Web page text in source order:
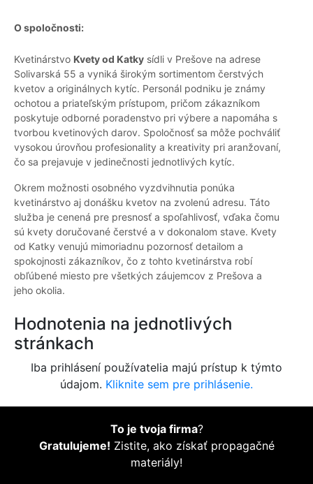
O spoločnosti:
Kvetinárstvo Kvety od Katky sídli v Prešove na adrese
Solivarská 55 a vyniká širokým sortimentom čerstvých
kvetov a originálnych kytíc. Personál podniku je známy
ochotou a priateľským prístupom, pričom zákazníkom
poskytuje odborné poradenstvo pri výbere a napomáha s
tvorbou kvetinových darov. Spoločnosť sa môže pochváliť
vysokou úrovňou profesionality a kreativity pri aranžovaní,
čo sa prejavuje v jedinečnosti jednotlivých kytíc.
Okrem možnosti osobného vyzdvihnutia ponúka
kvetinárstvo aj donášku kvetov na zvolenú adresu. Táto
služba je cenená pre presnosť a spoľahlivosť, vďaka čomu
sú kvety doručované čerstvé a v dokonalom stave. Kvety
od Katky venujú mimoriadnu pozornosť detailom a
spokojnosti zákazníkov, čo z tohto kvetinárstva robí
obľúbené miesto pre všetkých záujemcov z Prešova a
jeho okolia.
Hodnotenia na jednotlivých
stránkach
Iba prihlásení používatelia majú prístup k týmto
údajom. Kliknite sem pre prihlásenie.
To je tvoja firma?
Gratulujeme! Zistite, ako získať propagačné
materiály!